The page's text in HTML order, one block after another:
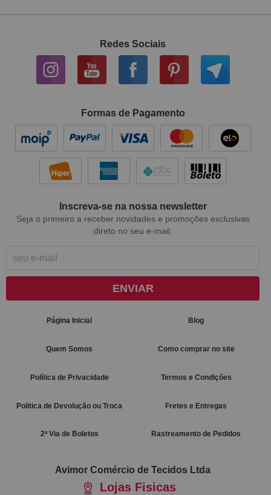
Redes Sociais
Formas de Pagamento
Inscreva-se na nossa newsletter
Seja o primeiro a receber novidades e promoções exclusivas
direto no seu e-mail.
ENVIAR
Página Inicial Blog
Quem Somos Como comprar no site
Política de Privacidade Termos e Condições
Politica de Devolução ou Troca Fretes e Entregas
2ª Via de Boletos Rastreamento de Pedidos
Avimor Comércio de Tecidos Ltda
Lojas Fisicas